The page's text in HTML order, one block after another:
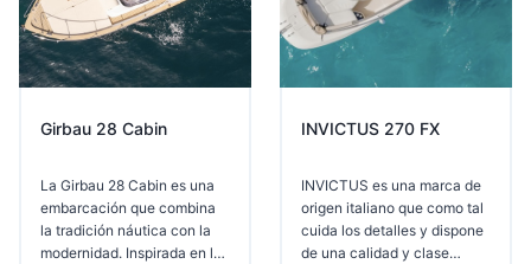
Girbau 28 Cabin
La Girbau 28 Cabin es una
embarcación que combina
la tradición náutica con la
modernidad. Inspirada en la
INVICTUS 270 FX
INVICTUS es una marca de
origen italiano que como tal
cuida los detalles y dispone
de una calidad y clase